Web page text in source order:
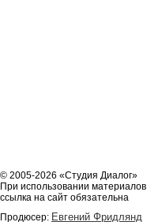
© 2005-2026 «Студия Диалог»
При использовании материалов
ссылка на сайт обязательна
Продюсер: Евгений Фридлянд